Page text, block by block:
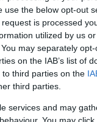
use the below opt-out
is processed
utilized by us
may separately
on the IAB’s list of
third parties on the
third parties.
services and may
You may
θα είναι ένα
του
του
αφορά τις
από 250
στο